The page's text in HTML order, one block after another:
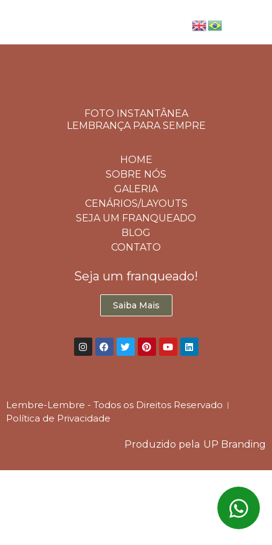
FOTO INSTANTÂNEA
LEMBRANÇA PARA SEMPRE
HOME
SOBRE NÓS
GALERIA
CENÁRIOS/LAYOUTS
SEJA UM FRANQUEADO
BLOG
CONTATO
Seja um franqueado!
Saiba Mais
Lembre-Lembre - Todos os Direitos Reservado
Política de Privacidade
Produzido pela UP Branding